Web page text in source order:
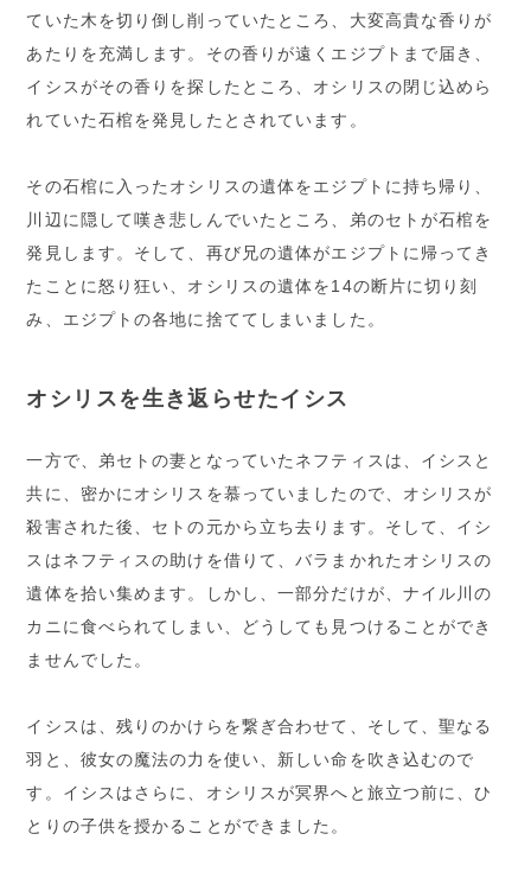
ていた木を切り倒し削っていたところ、大変高貴な香りが
あたりを充満します。その香りが遠くエジプトまで届き、
イシスがその香りを探したところ、オシリスの閉じ込めら
れていた石棺を発見したとされています。
その石棺に入ったオシリスの遺体をエジプトに持ち帰り、
川辺に隠して嘆き悲しんでいたところ、弟のセトが石棺を
発見します。そして、再び兄の遺体がエジプトに帰ってき
たことに怒り狂い、オシリスの遺体を14の断片に切り刻
み、エジプトの各地に捨ててしまいました。
オシリスを生き返らせたイシス
一方で、弟セトの妻となっていたネフティスは、イシスと
共に、密かにオシリスを慕っていましたので、オシリスが
殺害された後、セトの元から立ち去ります。そして、イシ
スはネフティスの助けを借りて、バラまかれたオシリスの
遺体を拾い集めます。しかし、一部分だけが、ナイル川の
カニに食べられてしまい、どうしても見つけることができ
ませんでした。
イシスは、残りのかけらを繋ぎ合わせて、そして、聖なる
羽と、彼女の魔法の力を使い、新しい命を吹き込むので
す。イシスはさらに、オシリスが冥界へと旅立つ前に、ひ
とりの子供を授かることができました。